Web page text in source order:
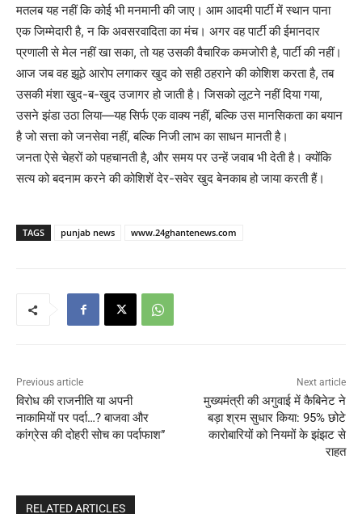
मतलब यह नहीं कि कोई भी मनमानी की जाए। आम आदमी पार्टी में स्थान पाना
एक जिम्मेदारी है, न कि अवसरवादिता का मंच। अगर वह पार्टी की ईमानदार
प्रणाली से मेल नहीं खा सका, तो यह उसकी वैचारिक कमजोरी है, पार्टी की नहीं।
आज जब वह झूठे आरोप लगाकर खुद को सही ठहराने की कोशिश करता है, तब
उसकी मंशा खुद-ब-खुद उजागर हो जाती है। जिसको लूटने नहीं दिया गया,
उसने झंडा उठा लिया—यह सिर्फ एक वाक्य नहीं, बल्कि उस मानसिकता का बयान
है जो सत्ता को जनसेवा नहीं, बल्कि निजी लाभ का साधन मानती है।
जनता ऐसे चेहरों को पहचानती है, और समय पर उन्हें जवाब भी देती है। क्योंकि
सत्य को बदनाम करने की कोशिशें देर-सवेर खुद बेनकाब हो जाया करती हैं।
TAGS punjab news www.24ghantenews.com
Previous article
विरोध की राजनीति या अपनी
नाकामियों पर पर्दा…? बाजवा और
कांग्रेस की दोहरी सोच का पर्दाफाश”
Next article
मुख्यमंत्री की अगुवाई में कैबिनेट ने
बड़ा श्रम सुधार किया: 95% छोटे
कारोबारियों को नियमों के झंझट से
राहत
RELATED ARTICLES